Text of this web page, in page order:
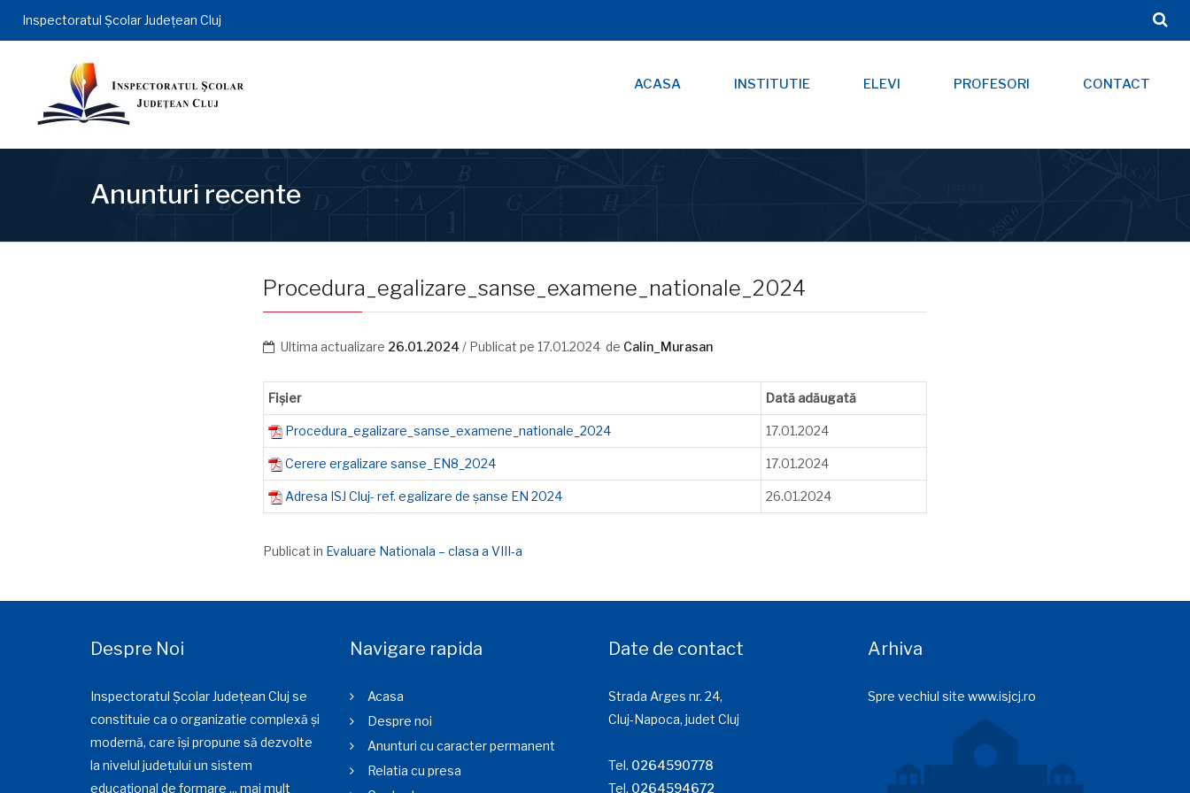
Inspectoratul Şcolar Județean Cluj
ACASA INSTITUTIE ELEVI PROFESORI CONTACT
Anunturi recente
Procedura_egalizare_sanse_examene_nationale_2024
Ultima actualizare 26.01.2024 / Publicat pe 17.01.2024 de Calin_Murasan
Fișier Dată adăugată
Procedura_egalizare_sanse_examene_nationale_2024 17.01.2024
Cerere ergalizare sanse_EN8_2024 17.01.2024
Adresa ISJ Cluj- ref. egalizare de șanse EN 2024 26.01.2024
Publicat in Evaluare Nationala – clasa a VIII-a
Despre Noi
Inspectoratul Școlar Județean Cluj se
constituie ca o organizatie complexă și
modernă, care își propune să dezvolte
la nivelul județului un sistem
educațional de formare ... mai mult
Navigare rapida
Acasa
Despre noi
Anunturi cu caracter permanent
Relatia cu presa
Date de contact
Strada Arges nr. 24,
Cluj-Napoca, judet Cluj
Tel. 0264590778
Tel. 0264594672
Arhiva
Spre vechiul site www.isjcj.ro